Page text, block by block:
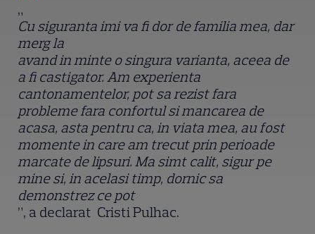
„
Cu siguranta imi va fi dor de familia mea, dar
merg la
avand in minte o singura varianta, aceea de
a fi castigator. Am experienta
cantonamentelor, pot sa rezist fara
probleme fara confortul si mancarea de
acasa, asta pentru ca, in viata mea, au fost
momente in care am trecut prin perioade
marcate de lipsuri. Ma simt calit, sigur pe
mine si, in acelasi timp, dornic sa
demonstrez ce pot
”, a declarat Cristi Pulhac.